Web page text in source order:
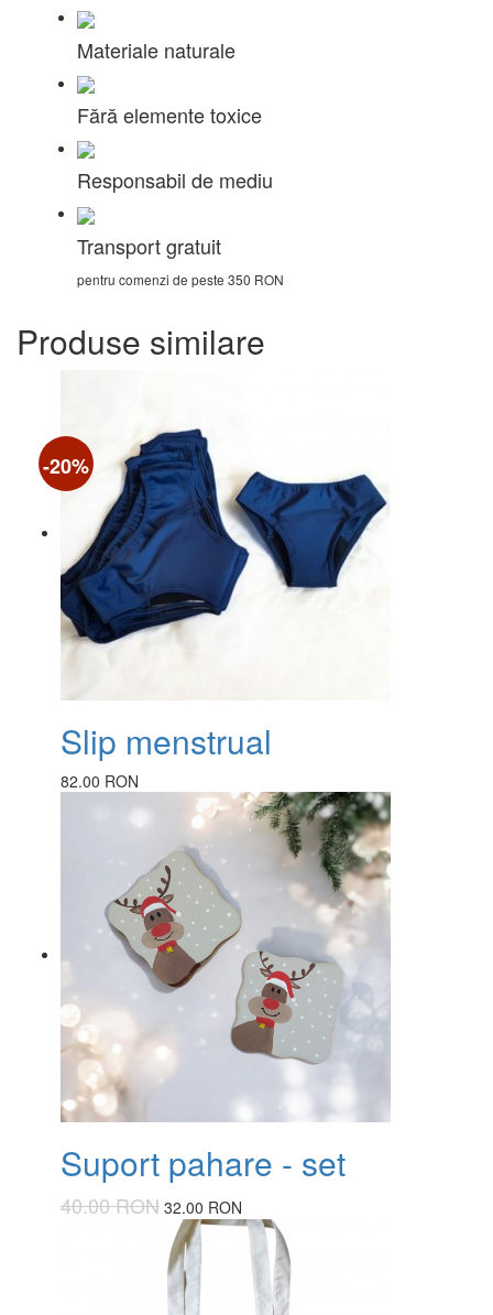
Materiale naturale
Fără elemente toxice
Responsabil de mediu
Transport gratuit
pentru comenzi de peste 350 RON
Produse similare
Slip menstrual
82.00 RON
Suport pahare - set
-20%
40.00 RON 32.00 RON